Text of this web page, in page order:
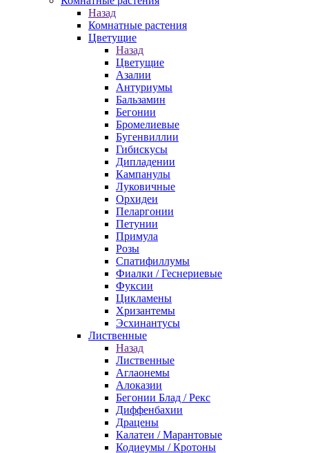
Назад
Комнатные растения
Цветущие
Назад
Цветущие
Азалии
Антуриумы
Бальзамин
Бегонии
Бромелиевые
Бугенвиллии
Гибискусы
Дипладении
Кампанулы
Луковичные
Орхидеи
Пеларгонии
Петунии
Примула
Розы
Спатифиллумы
Фиалки / Геснериевые
Фуксии
Цикламены
Хризантемы
Эсхинантусы
Лиственные
Назад
Лиственные
Аглаонемы
Алоказии
Бегонии Блад / Рекс
Диффенбахии
Драцены
Калатеи / Марантовые
Кодиеумы / Кротоны